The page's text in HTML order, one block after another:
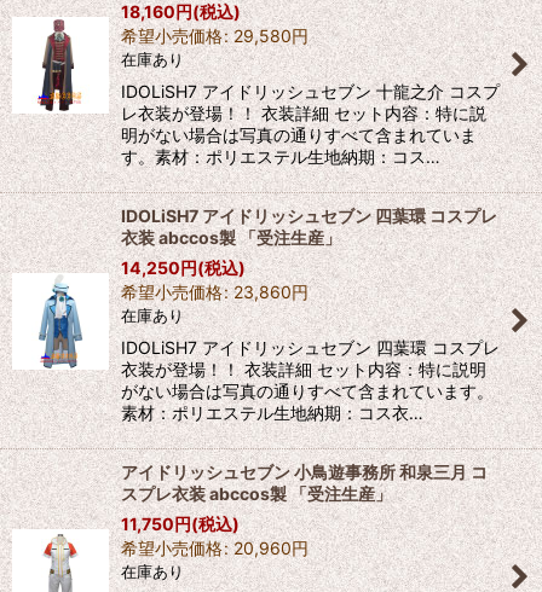
18,160円(税込)
希望小売価格: 29,580円
在庫あり
IDOLiSH7 アイドリッシュセブン 十龍之介 コスプ
レ衣装が登場！！ 衣装詳細 セット内容：特に説
明がない場合は写真の通りすべて含まれていま
す。素材：ポリエステル生地納期：コス…
IDOLiSH7 アイドリッシュセブン 四葉環 コスプレ
衣装 abccos製 「受注生産」
14,250円(税込)
希望小売価格: 23,860円
在庫あり
IDOLiSH7 アイドリッシュセブン 四葉環 コスプレ
衣装が登場！！ 衣装詳細 セット内容：特に説明
がない場合は写真の通りすべて含まれています。
素材：ポリエステル生地納期：コス衣…
アイドリッシュセブン 小鳥遊事務所 和泉三月 コ
スプレ衣装 abccos製 「受注生産」
11,750円(税込)
希望小売価格: 20,960円
在庫あり